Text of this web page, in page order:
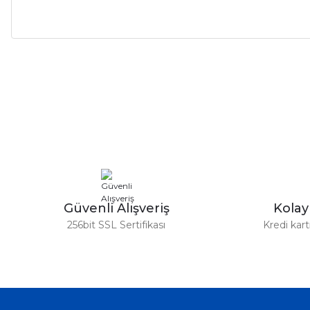
Ürün fiyatı diğer sitelerden daha pahalı.
Bu ürüne benzer farklı alternatifler olmalı.
Güvenli Alışveriş
256bit SSL Sertifikası Kredi